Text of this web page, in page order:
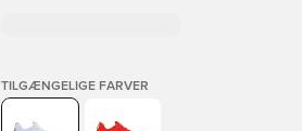
TILGÆNGELIGE FARVER